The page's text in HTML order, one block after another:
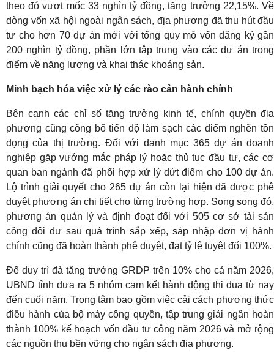
theo đó vượt mốc 33 nghìn tỷ đồng, tăng trưởng 22,15%. Về
dòng vốn xã hội ngoài ngân sách, địa phương đã thu hút đầu
tư cho hơn 70 dự án mới với tổng quy mô vốn đăng ký gần
200 nghìn tỷ đồng, phần lớn tập trung vào các dự án trọng
điểm về năng lượng và khai thác khoáng sản.
Minh bạch hóa việc xử lý các rào cản hành chính
Bên cạnh các chỉ số tăng trưởng kinh tế, chính quyền địa
phương cũng công bố tiến độ làm sạch các điểm nghẽn tồn
đọng của thị trường. Đối với danh mục 365 dự án doanh
nghiệp gặp vướng mắc pháp lý hoặc thủ tục đầu tư, các cơ
quan ban ngành đã phối hợp xử lý dứt điểm cho 100 dự án.
Lộ trình giải quyết cho 265 dự án còn lại hiện đã được phê
duyệt phương án chi tiết cho từng trường hợp. Song song đó,
phương án quản lý và định đoạt đối với 505 cơ sở tài sản
công dôi dư sau quá trình sắp xếp, sáp nhập đơn vị hành
chính cũng đã hoàn thành phê duyệt, đạt tỷ lệ tuyệt đối 100%.
Để duy trì đà tăng trưởng GRDP trên 10% cho cả năm 2026,
UBND tỉnh đưa ra 5 nhóm cam kết hành động thi đua từ nay
đến cuối năm. Trọng tâm bao gồm việc cải cách phương thức
điều hành của bộ máy công quyền, tập trung giải ngân hoàn
thành 100% kế hoạch vốn đầu tư công năm 2026 và mở rộng
các nguồn thu bền vững cho ngân sách địa phương.